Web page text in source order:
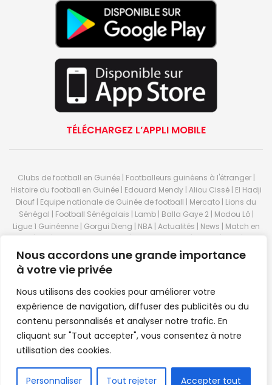
Nous accordons une grande importance
à votre vie privée
Nous utilisons des cookies pour améliorer votre
expérience de navigation, diffuser des publicités ou du
contenu personnalisés et analyser notre trafic. En
cliquant sur "Tout accepter", vous consentez à notre
utilisation des cookies.
Personnaliser Tout rejeter Accepter tout
Home Guinéens D'ailleurs
Guinéens d’ailleurs:
Morgan Guilavogui et
Lamine Cisse buteurs,
Amara Conde passeur,
Simon Falette voit rouge —
Notre condensé du mardi
Mis en ligne par AFRICASPORT
FR